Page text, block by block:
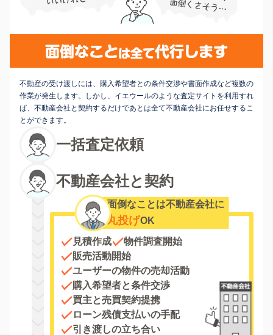
不動産の受け渡しには、購入希望者との条件交渉や書面作成など複数の
作業が発生します。しかし、イエウールのような査定サイトを利用すれ
ば、不動産会社と契約するだけであとは全て不動産会社にお任せするこ
とができます。
一括査定依頼
不動産会社と契約
面倒なことは不動産会社に
丸投げOK
見積作成
物件調査開始
販売活動開始
ユーザーの物件の売却活動
購入希望者と条件交渉
買主と売買契約提携
ローン残債支払いの手配
引き渡しの立ち合い